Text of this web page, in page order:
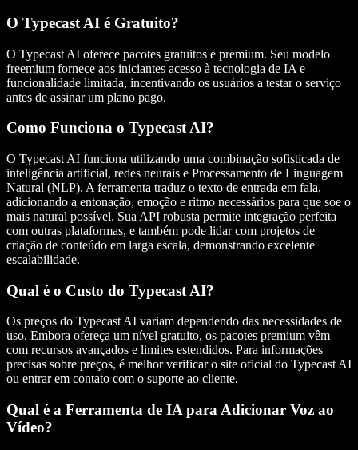
O Typecast AI é Gratuito?
O Typecast AI oferece pacotes gratuitos e premium. Seu modelo
freemium fornece aos iniciantes acesso à tecnologia de IA e
funcionalidade limitada, incentivando os usuários a testar o serviço
antes de assinar um plano pago.
Como Funciona o Typecast AI?
O Typecast AI funciona utilizando uma combinação sofisticada de
inteligência artificial, redes neurais e Processamento de Linguagem
Natural (NLP). A ferramenta traduz o texto de entrada em fala,
adicionando a entonação, emoção e ritmo necessários para que soe o
mais natural possível. Sua API robusta permite integração perfeita
com outras plataformas, e também pode lidar com projetos de
criação de conteúdo em larga escala, demonstrando excelente
escalabilidade.
Qual é o Custo do Typecast AI?
Os preços do Typecast AI variam dependendo das necessidades de
uso. Embora ofereça um nível gratuito, os pacotes premium vêm
com recursos avançados e limites estendidos. Para informações
precisas sobre preços, é melhor verificar o site oficial do Typecast AI
ou entrar em contato com o suporte ao cliente.
Qual é a Ferramenta de IA para Adicionar Voz ao
Vídeo?